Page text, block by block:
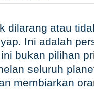
dilarang atau
Ini adalah
bukan pilihan
seluruh
membiarkan